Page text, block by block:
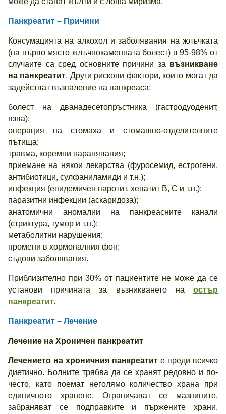
Панкреатит – Причини
Консумацията на алкохол и заболявания на жлъчката
(на първо място жлъчнокаменната болест) в 95-98% от
случаите са сред основните причини за възникване
на панкреатит. Други рискови фактори, които могат да
задействат възпаление на панкреаса:
болест на дванадесетопръстника (гастродуоденит,
язва);
операция на стомаха и стомашно-отделителните
пътища;
травма, коремни наранявания;
приемане на някои лекарства (фуросемид, естрогени,
антибиотици, сулфаниламиди и т.н.);
инфекция (епидемичен паротит, хепатит В, С и т.н.);
паразитни инфекции (аскаридоза);
анатомични аномалии на панкреасните канали
(стриктура, тумор и т.н.);
метаболитни нарушения;
промени в хормоналния фон;
съдови заболявания.
Приблизително при 30% от пациентите не може да се
установи причината за възникването на
остър
панкреатит.
Панкреатит – Лечение
Лечение на Хроничен панкреатит
Лечението на хроничния панкреатит е преди всичко
диетично. Болните трябва да се хранят редовно и по-
често, като поемат неголямо количество храна при
единичното хранене. Ограничават се мазнините,
забраняват се подправките и пържените храни.